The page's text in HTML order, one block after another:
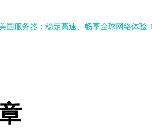
国服务器：稳定高速、畅享全球网络体验！